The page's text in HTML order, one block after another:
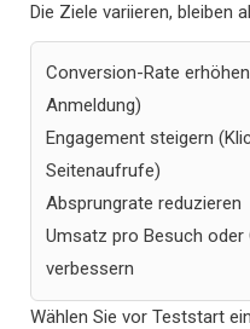
Die Ziele variieren, bleiben
Conversion-Rate
Anmeldung)
Engagement steigern
Seitenaufrufe)
Absprungrate reduzieren
Umsatz pro Besuch
verbessern
Wählen Sie vor Teststart